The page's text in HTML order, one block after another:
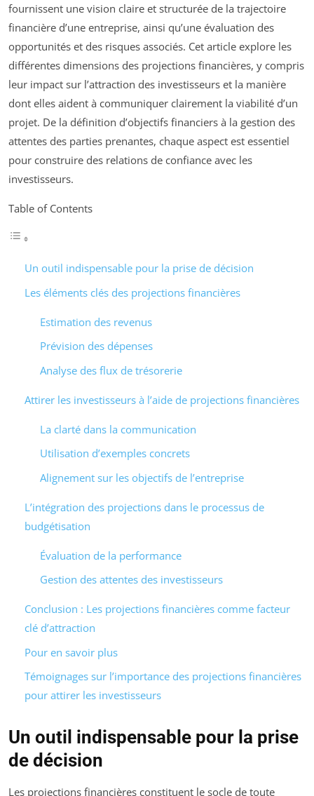
fournissent une vision claire et structurée de la trajectoire
financière d’une entreprise, ainsi qu’une évaluation des
opportunités et des risques associés. Cet article explore les
différentes dimensions des projections financières, y compris
leur impact sur l’attraction des investisseurs et la manière
dont elles aident à communiquer clairement la viabilité d’un
projet. De la définition d’objectifs financiers à la gestion des
attentes des parties prenantes, chaque aspect est essentiel
pour construire des relations de confiance avec les
investisseurs.
Table of Contents
Un outil indispensable pour la prise de décision
Les éléments clés des projections financières
Estimation des revenus
Prévision des dépenses
Analyse des flux de trésorerie
Attirer les investisseurs à l’aide de projections financières
La clarté dans la communication
Utilisation d’exemples concrets
Alignement sur les objectifs de l’entreprise
L’intégration des projections dans le processus de
budgétisation
Évaluation de la performance
Gestion des attentes des investisseurs
Conclusion : Les projections financières comme facteur
clé d’attraction
Pour en savoir plus
Témoignages sur l’importance des projections financières
pour attirer les investisseurs
Un outil indispensable pour la prise
de décision
Les projections financières constituent le socle de toute